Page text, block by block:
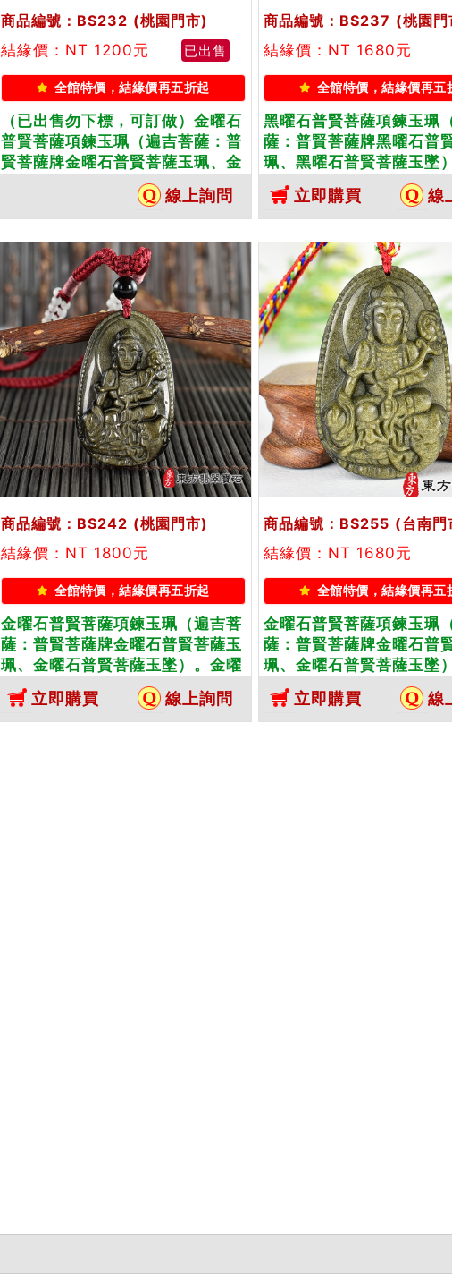
商品編號：BS232 (桃園門市)
結緣價：NT 1200元
已出售
全館特價，結緣價再五折起
（已出售勿下標，可訂做）金曜石
普賢菩薩項鍊玉珮（遍吉菩薩：普
賢菩薩牌金曜石普賢菩薩玉珮、金
曜石普賢菩薩玉墜）。金曜石普賢
菩薩，BS232。客製化訂做各種金
曜石普賢菩薩吊墜玉珮項鍊。★附
東方翡翠寶石保證卡
線上詢問
商品編號：BS237 (桃園門
結緣價：NT 1680元
全館特價，結緣價再五
黑曜石普賢菩薩項鍊玉珮
薩：普賢菩薩牌黑曜石普
珮、黑曜石普賢菩薩玉墜
石普賢菩薩，BS237。客
各種黑曜石普賢菩薩吊墜
鍊。★附東方翡翠寶石保
立即購買 線
商品編號：BS242 (桃園門市)
結緣價：NT 1800元
全館特價，結緣價再五折起
金曜石普賢菩薩項鍊玉珮（遍吉菩
薩：普賢菩薩牌金曜石普賢菩薩玉
珮、金曜石普賢菩薩玉墜）。金曜
石普賢菩薩，BS242。客製化訂做
各種金曜石普賢菩薩吊墜玉珮項
鍊。★附東方翡翠寶石保證卡
立即購買 線上詢問
商品編號：BS255 (台南門
結緣價：NT 1680元
全館特價，結緣價再五
金曜石普賢菩薩項鍊玉珮
薩：普賢菩薩牌金曜石普
珮、金曜石普賢菩薩玉墜
石普賢菩薩，BS255。客
各種金曜石普賢菩薩吊墜
鍊。★附東方翡翠寶石保
立即購買 線